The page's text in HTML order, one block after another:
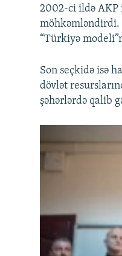
2002-ci ildə AKP
möhkəmləndirdi.
“Türkiyə
Son seçkidə isə
dövlət
şəhərlərdə qalib